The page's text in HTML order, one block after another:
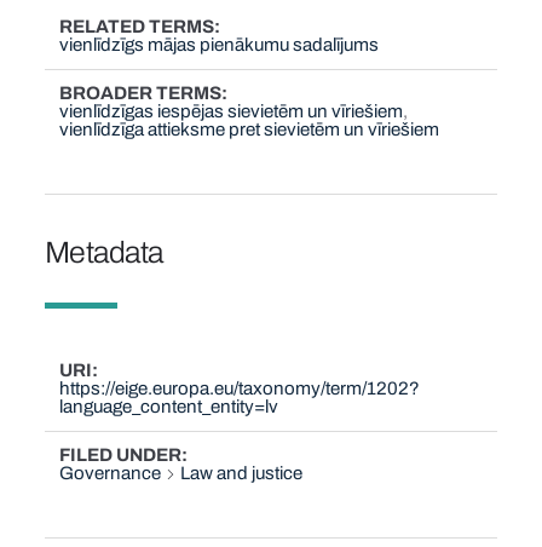
RELATED TERMS
vienlīdzīgs mājas pienākumu sadalījums
BROADER TERMS
vienlīdzīgas iespējas sievietēm un vīriešiem
vienlīdzīga attieksme pret sievietēm un vīriešiem
Metadata
URI
https://eige.europa.eu/taxonomy/term/1202?
language_content_entity=lv
FILED UNDER
Governance
Law and justice